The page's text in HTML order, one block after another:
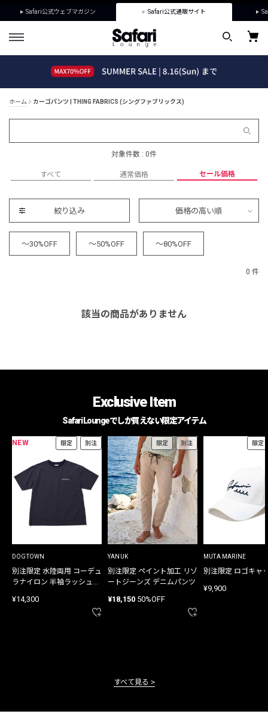
Safari公式ウェブマガジン Safari公式通販サイト
ホーム カーゴパンツ | THING FABRICS (シングファブリックス)
対象件数 : 0件
すべて 通常価格 セール価格
絞り込み 価格の高い順
～30%OFF ～50%OFF ～80%OFF
0 件
該当の商品がありません
Exclusive Item
Safari Loungeでしか買えない限定アイテム
NEW 限定 別注
DOGTOWN
別注限定 水陸両用 コーデュ
ラナイロン 半袖ラッシュガ
¥14,300
限定 別注
YANUK
別注限定 ペイント加工 リゾ
ートジーンズ デニムパンツ
¥18,150 50%OFF
限定
MUTA MARINE
別注限定 ロゴキャ
¥9,900
すべて見る